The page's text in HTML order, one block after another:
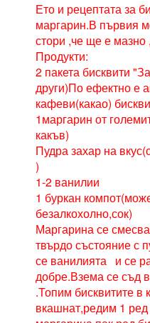
Ето и рецептата за
маргарин.В първия
стори ,че ще е мазно
Продукти:
2 пакета бисквити
други)По ефектно е
кафеви(какао)
1маргарин от
какъв)
Пудра захар на
)
1-2 ванилии
1 буркан
безалкохолно,сок)
Маргарина се смесва
твърдо състояние с
се ванилията и се
добре.Взема се съд
.Топим бисквитите в
вкашнат,редим 1